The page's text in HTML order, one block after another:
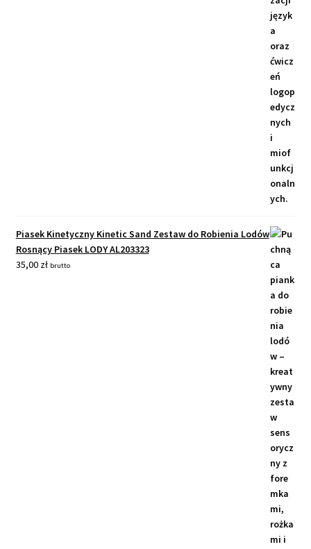
Piasek Kinetyczny Kinetic Sand Zestaw do Robienia Lodów
Rosnący Piasek LODY AL203323
35,00 zł brutto